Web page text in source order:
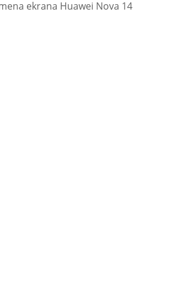
ekrana Huawei Nova 14